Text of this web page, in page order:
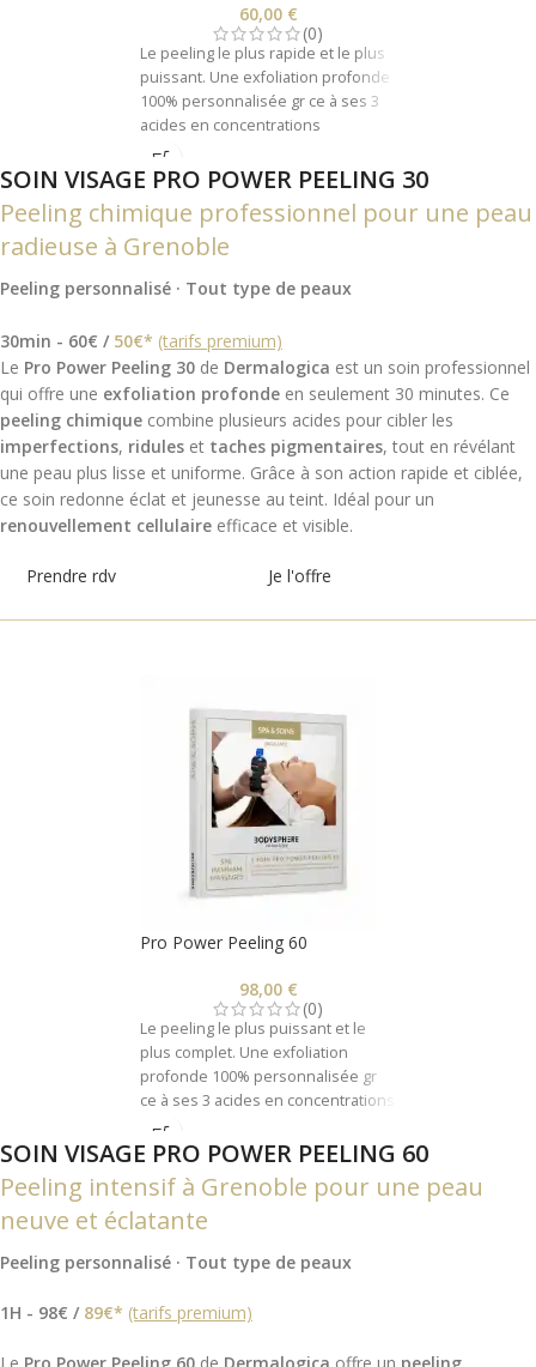
60,00 €
(0)
Le peeling le plus rapide et le plus
puissant. Une exfoliation profonde
100% personnalisée gr ce à ses 3
acides en concentrations
professionnelles utilisés selon vos
besoins de peau. Idéal pour les
inégales ou les imperfections.
SOIN VISAGE PRO POWER PEELING 30
Peeling chimique professionnel pour une peau
radieuse à Grenoble
Peeling personnalisé · Tout type de peaux
30min - 60€ / 50€* (tarifs premium)
Le Pro Power Peeling 30 de Dermalogica est un soin professionnel
qui offre une exfoliation profonde en seulement 30 minutes. Ce
peeling chimique combine plusieurs acides pour cibler les
imperfections, ridules et taches pigmentaires, tout en révélant
une peau plus lisse et uniforme. Grâce à son action rapide et ciblée,
ce soin redonne éclat et jeunesse au teint. Idéal pour un
renouvellement cellulaire efficace et visible.
Prendre rdv Je l'offre
Pro Power Peeling 60
98,00 €
(0)
Le peeling le plus puissant et le
plus complet. Une exfoliation
profonde 100% personnalisée gr
ce à ses 3 acides en concentrations
professionnelles utilisés selon vos
besoins de peau. Idéal pour les
inégales ou les imperfections.
SOIN VISAGE PRO POWER PEELING 60
Peeling intensif à Grenoble pour une peau
neuve et éclatante
Peeling personnalisé · Tout type de peaux
1H - 98€ / 89€* (tarifs premium)